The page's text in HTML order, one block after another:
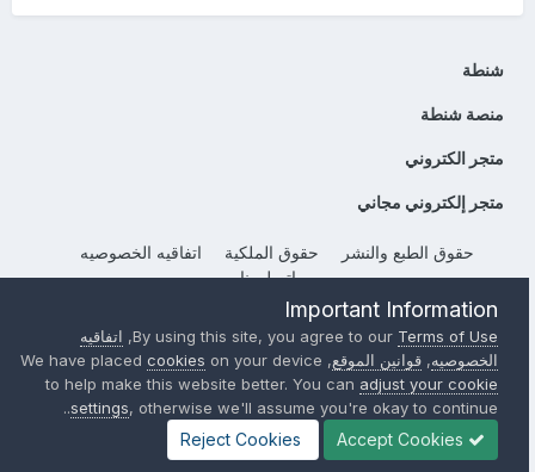
شنطة
منصة شنطة
متجر الكتروني
متجر إلكتروني مجاني
حقوق الطبع والنشر حقوق الملكية
اتفاقيه الخصوصيه
إتصل بنا
Powered by Invision CommunityImportant Information
By using this site, you agree to ourTerms of Use
, اتفاقيه
الخصوصيه, قوانين الموقع, We have placed
cookies on your device
to help make this website better. You canadjust your cookie
settings , otherwise we'll assume you're okay to continue..
Accept Cookies